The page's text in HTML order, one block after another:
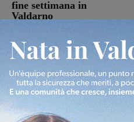
fine settimana in
Valdarno